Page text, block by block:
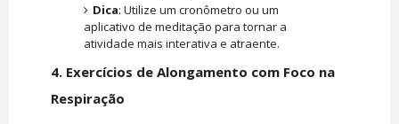
Dica: Utilize um cronômetro ou um
aplicativo de meditação para tornar a
atividade mais interativa e atraente.
4. Exercícios de Alongamento com Foco na
Respiração